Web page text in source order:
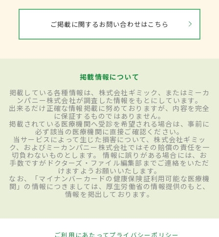
ご掲載に関するお問い合わせはこちら
掲載情報について
掲載している各種情報は、株式会社ギミック、またはミーカ
ンパニー株式会社が調査した情報をもとにしています。
出来るだけ正確な情報掲載に努めておりますが、内容を完全
に保証するものではありません。
掲載されている医療機関へ受診を希望される場合は、事前に
必ず該当の医療機関に直接ご確認ください。
当サービスによって生じた損害について、株式会社ギミッ
ク、およびミーカンパニー株式会社ではその賠償の責任を一
切負わないものとします。 情報に誤りがある場合には、お
手数ですがドクターズ・ファイル編集部までご連絡をいただ
けますようお願いいたします。
なお、「マイナンバーカードの健康保険証利用可能な医療機
関」の情報につきましては、厚生労働省の情報提供のもと、
情報を掲出しております。
ご利用にあたってプライバシーポリシー